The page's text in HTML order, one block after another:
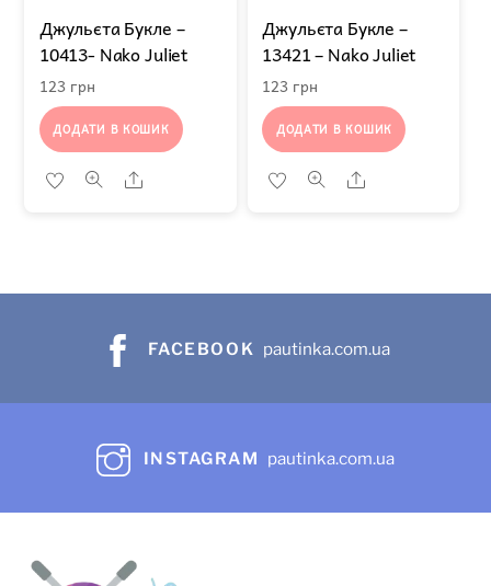
Джульєта Букле –
10413- Nako Juliet
123 грн
ДОДАТИ В КОШИК
Share
Джульєта Букле –
13421 – Nako Juliet
123 грн
ДОДАТИ В КОШИК
Share
FACEBOOK pautinka.com.ua
INSTAGRAM pautinka.com.ua